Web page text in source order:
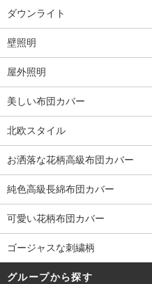
ダウンライト
壁照明
屋外照明
美しい布団カバー
北欧スタイル
お洒落な花柄高級布団カバー
純色高級長綿布団カバー
可愛い花柄布団カバー
ゴージャスな刺繍柄
グループから探す